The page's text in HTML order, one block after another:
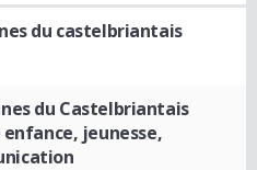
du castelbriantais
du Castelbriantais
jeunesse,